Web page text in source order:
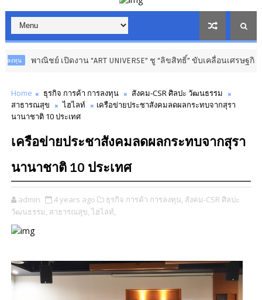
ชย์ เปิดงาน “ART UNIVERSE” ชู “ลิขสิทธิ์” ขับเคลื่อนเศรษฐกิจสร้างสรรค์
Home ธุรกิจ การค้า การลงทุน
สังคม-CSR ศิลปะ วัฒนธรรม
สาธารณสุข
ไฮไลท์
เครือข่ายประชาสังคมลดผลกระทบจากสุรา
นานาชาติ 10 ประเทศ
เครือข่ายประชาสังคมลดผลกระทบจากสุรา
นานาชาติ 10 ประเทศ
admin 4 years ago ธุรกิจ การค้า การลงทุน, สังคม-CSR ศิลปะ
วัฒนธรรม, สาธารณสุข, ไฮไลท์,